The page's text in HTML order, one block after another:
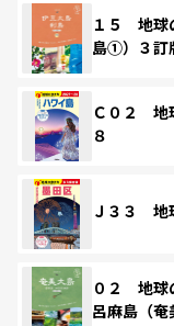
１５ 地
島①）３訂
Ｃ０２ 地
８
Ｊ３３ 地
０２ 地
呂麻島（